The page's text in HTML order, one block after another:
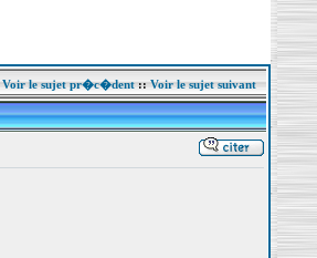
Voir le sujet pr�c�dent::Voir le sujet suivant